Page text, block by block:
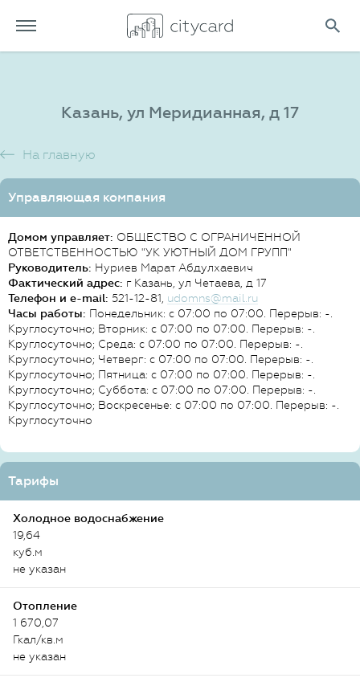
Казань, ул Меридианная, д 17
На главную
Управляющая компания
Домом управляет: ОБЩЕСТВО С ОГРАНИЧЕННОЙ
ОТВЕТСТВЕННОСТЬЮ "УК УЮТНЫЙ ДОМ ГРУПП"
Руководитель: Нуриев Марат Абдулхаевич
Фактический адрес: г Казань, ул Четаева, д 17
Телефон и e-mail: 521-12-81, udomns@mail.ru
Часы работы: Понедельник: с 07:00 по 07:00. Перерыв: -.
Круглосуточно; Вторник: с 07:00 по 07:00. Перерыв: -.
Круглосуточно; Среда: с 07:00 по 07:00. Перерыв: -.
Круглосуточно; Четверг: с 07:00 по 07:00. Перерыв: -.
Круглосуточно; Пятница: с 07:00 по 07:00. Перерыв: -.
Круглосуточно; Суббота: с 07:00 по 07:00. Перерыв: -.
Круглосуточно; Воскресенье: с 07:00 по 07:00. Перерыв: -.
Круглосуточно
Тарифы
Холодное водоснабжение
19,64
куб.м
не указан
Отопление
1 670,07
Гкал/кв.м
не указан